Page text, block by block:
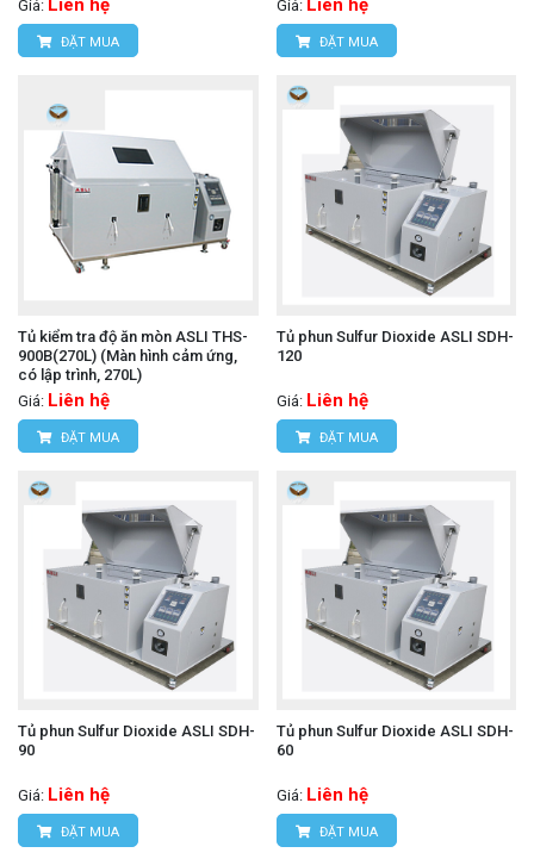
Giá: Liên hệ
ĐẶT MUA
Giá: Liên hệ
ĐẶT MUA
Tủ kiểm tra độ ăn mòn ASLI THS-
900B(270L) (Màn hình cảm ứng,
có lập trình, 270L)
Giá: Liên hệ
ĐẶT MUA
Tủ phun Sulfur Dioxide ASLI SDH-
120
Giá: Liên hệ
ĐẶT MUA
Tủ phun Sulfur Dioxide ASLI SDH-
90
Giá: Liên hệ
ĐẶT MUA
Tủ phun Sulfur Dioxide ASLI SDH-
60
Giá: Liên hệ
ĐẶT MUA